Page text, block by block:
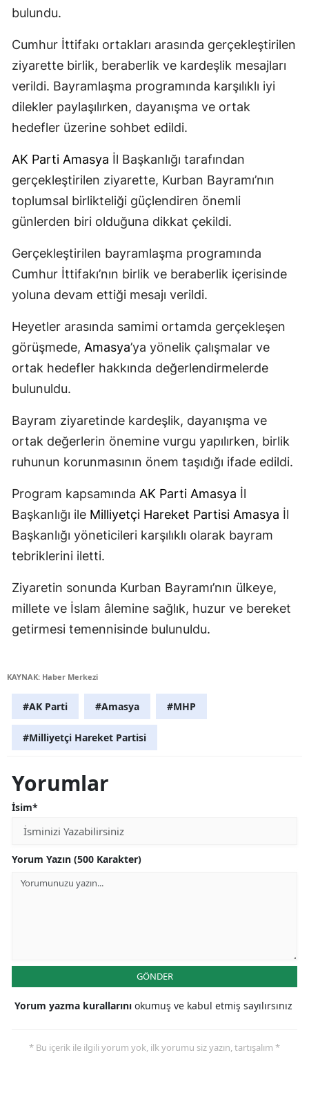
bulundu.
Cumhur İttifakı ortakları arasında gerçekleştirilen
ziyarette birlik, beraberlik ve kardeşlik mesajları
verildi. Bayramlaşma programında karşılıklı iyi
dilekler paylaşılırken, dayanışma ve ortak
hedefler üzerine sohbet edildi.
AK Parti Amasya İl Başkanlığı tarafından
gerçekleştirilen ziyarette, Kurban Bayramı’nın
toplumsal birlikteliği güçlendiren önemli
günlerden biri olduğuna dikkat çekildi.
Gerçekleştirilen bayramlaşma programında
Cumhur İttifakı’nın birlik ve beraberlik içerisinde
yoluna devam ettiği mesajı verildi.
Heyetler arasında samimi ortamda gerçekleşen
görüşmede, Amasya’ya yönelik çalışmalar ve
ortak hedefler hakkında değerlendirmelerde
bulunuldu.
Bayram ziyaretinde kardeşlik, dayanışma ve
ortak değerlerin önemine vurgu yapılırken, birlik
ruhunun korunmasının önem taşıdığı ifade edildi.
Program kapsamında AK Parti Amasya İl
Başkanlığı ile Milliyetçi Hareket Partisi Amasya İl
Başkanlığı yöneticileri karşılıklı olarak bayram
tebriklerini iletti.
Ziyaretin sonunda Kurban Bayramı’nın ülkeye,
millete ve İslam âlemine sağlık, huzur ve bereket
getirmesi temennisinde bulunuldu.
KAYNAK: Haber Merkezi
#AK Parti #Amasya #MHP
#Milliyetçi Hareket Partisi
Yorumlar
İsim*
Yorum Yazın (500 Karakter)
GÖNDER
Yorum yazma kurallarını okumuş ve kabul etmiş sayılırsınız
* Bu içerik ile ilgili yorum yok, ilk yorumu siz yazın, tartışalım *